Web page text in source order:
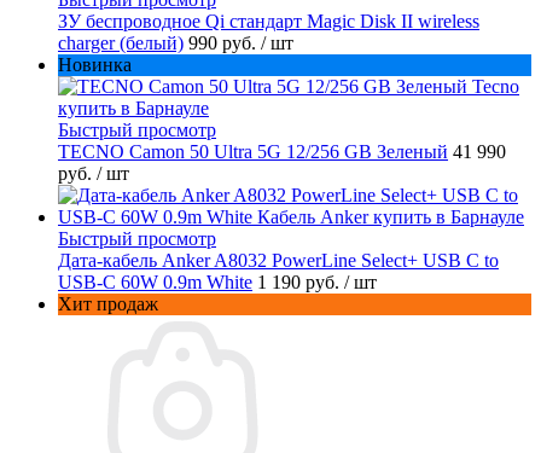
ЗУ беспроводное Qi стандарт Magic Disk II wireless
charger (белый) 990 руб. / шт
Новинка
Быстрый просмотр
TECNO Camon 50 Ultra 5G 12/256 GB Зеленый 41 990
руб. / шт
Быстрый просмотр
Дата-кабель Anker A8032 PowerLine Select+ USB C to
USB-C 60W 0.9m White 1 190 руб. / шт
Хит продаж